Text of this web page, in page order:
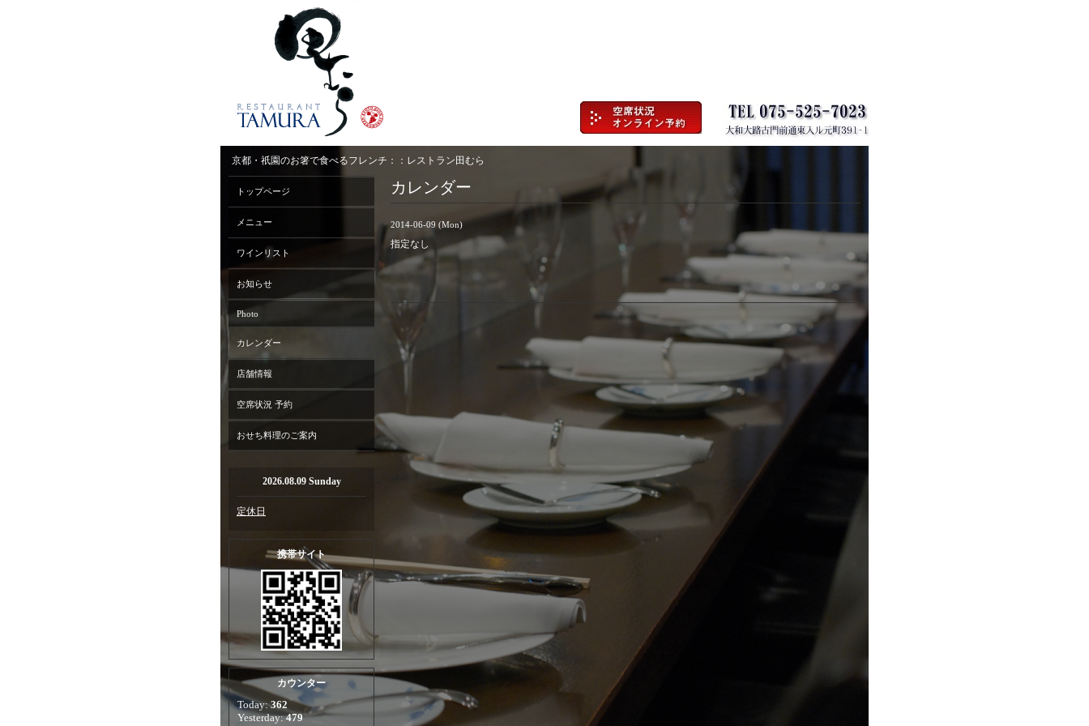
京都・祇園のお箸で食べるフレンチ：：レストラン田むら
カレンダー
2014-06-09 (Mon)
指定なし
トップページ
メニュー
ワインリスト
お知らせ
Photo
カレンダー
店舗情報
空席状況 予約
おせち料理のご案内
2026.08.09 Sunday
定休日
携帯サイト
カウンター
Today:362
Yesterday:479